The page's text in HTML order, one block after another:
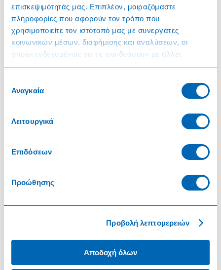
επισκεψιμότητάς μας. Επιπλέον, μοιραζόμαστε
πληροφορίες που αφορούν τον τρόπο που
χρησιμοποιείτε τον ιστότοπό μας με συνεργάτες
κοινωνικών μέσων, διαφήμισης και αναλύσεων, οι
οποίοι ενδεχομένως να τις συνδυάσουν με άλλες
πληροφορίες που τους έχετε παραχωρήσει ή τις οποίες
των υπηρεσιών τους.
συγκατάθεσης
Αναγκαία
Λειτουργικά
Επιδόσεων
Προώθησης
Προβολή λεπτομερειών
Αποδοχή όλων
Diamond 6x24,5cl
Για να δείτε τις τιμές στα προϊόντα συνδεθείτε στον λογαριασμό
σας
Συνδεθείτε
Αποκλειστικά στην TheMart